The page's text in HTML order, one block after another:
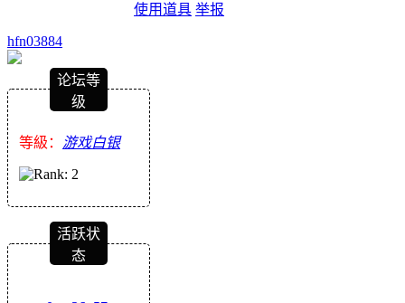
使用道具 举报
hfn03884
论坛等
级
等級： 游戏白银
活跃状
态